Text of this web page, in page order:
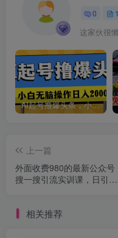
0
这家伙很
AI起号撸爆头条，小白也能操作，日入2000+
上一篇
外面收费980的最新公众号
搜一搜引流实训课，日引
相关推荐